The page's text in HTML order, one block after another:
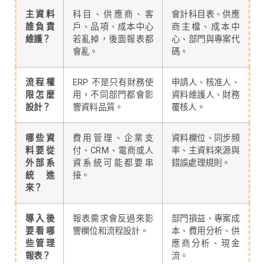
主資料
誰負責
維護？
科目、供應商、客
戶、品項、成本中心
若亂掉，後面報表都
會亂。
會計科目表、供應
商主檔、成本中
心、部門與專案代
碼。
流程權
限怎麼
設計？
ERP 不是只有財務使
用，不同部門都會影
響資料品質。
申請人、核准人、
資料維護人、財務
覆核人。
哪些資
料要從
外部系
統進
來？
費用管理、企業支
付、CRM、電商或人
資系統可能都要串
接。
資料欄位、同步頻
率、主資料來源與
錯誤處理規則。
導入後
要看哪
些管理
報表？
報表需求會反過來影
響欄位和流程設計。
部門損益、專案成
本、費用分析、供
應商分析、現金
流。